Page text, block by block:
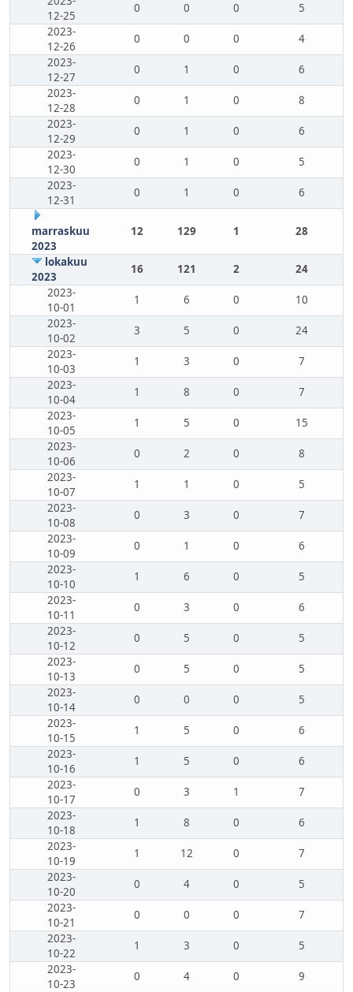
12-25
0 0 0
5
2023-
12-26
0 0 0
4
2023-
12-27
0 1 0
6
2023-
12-28
0 1 0
8
2023-
12-29
0 1 0
6
2023-
12-30
0 1 0
5
2023-
12-31
0 1 0 6
marraskuu
2023
12 129 1 28
lokakuu
2023
16 121 2
24
2023-
10-01
1 6 0
10
2023-
10-02
3 5 0
24
2023-
10-03
1 3 0
7
2023-
10-04
1 8 0
7
2023-
10-05
1 5 0
15
2023-
10-06
0 2 0
8
2023-
10-07
1 1 0
5
2023-
10-08
0 3 0
7
2023-
10-09
0 1 0
6
2023-
10-10
1 6 0
5
2023-
10-11
0 3 0
6
2023-
10-12
0 5 0
5
2023-
10-13
0 5 0
5
2023-
10-14
0 0 0
5
2023-
10-15
1 5 0
6
2023-
10-16
1 5 0
6
2023-
10-17
0 3 1
7
2023-
10-18
1 8 0
6
2023-
10-19
1 12 0
7
2023-
10-20
0 4 0
5
2023-
10-21
0 0 0
7
2023-
10-22
1 3 0
5
2023-
10-23
0 4 0
9